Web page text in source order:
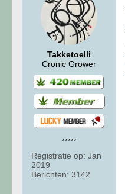
Takketoelli
Cronic Grower
Registratie op: Jan
2019
Berichten: 3142